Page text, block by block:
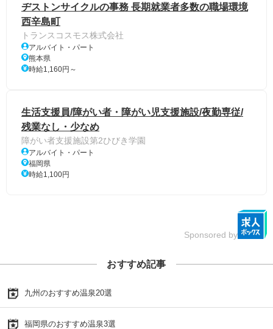
ヂストンサイクルの事務 長期就業者多数の職場環境
西辛島町
トランスコスモス株式会社
アルバイト・パート
熊本県
時給1,160円～
生活支援員/障がい者・障がい児支援施設/夜勤専従/
残業なし・少なめ
障がい者支援施設第2ひびき学園
アルバイト・パート
福岡県
時給1,100円
Sponsored by
おすすめ記事
九州のおすすめ温泉20選
福岡県のおすすめ温泉3選